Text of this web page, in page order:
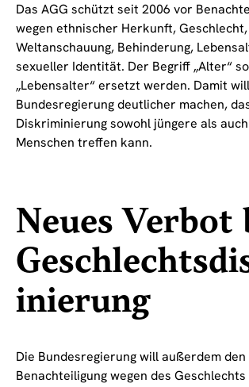
Das AGG schützt seit 2006 vor
wegen ethnischer Herkunft,
Weltanschauung, Behinderung,
sexueller Identität. Der Begriff „Alter“
„Lebensalter“ ersetzt werden. Damit
Bundesregierung deutlicher machen,
Diskriminierung sowohl jüngere als
Menschen treffen kann.
Neues Verbot
inierung
Die Bundesregierung will außerdem
Benachteiligung wegen des